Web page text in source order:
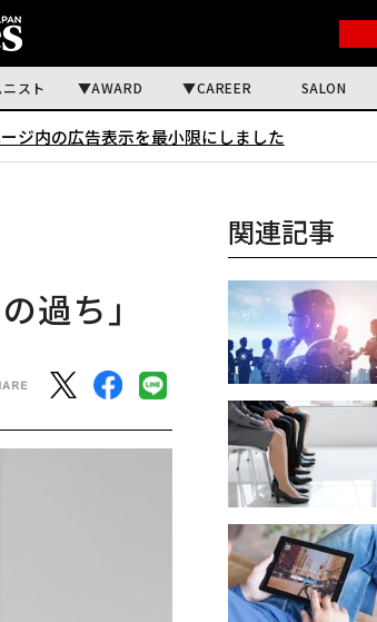
スト AWARD CAREER SALON
ジ内の広告表示を最小限にしました
過ち」
関連記事